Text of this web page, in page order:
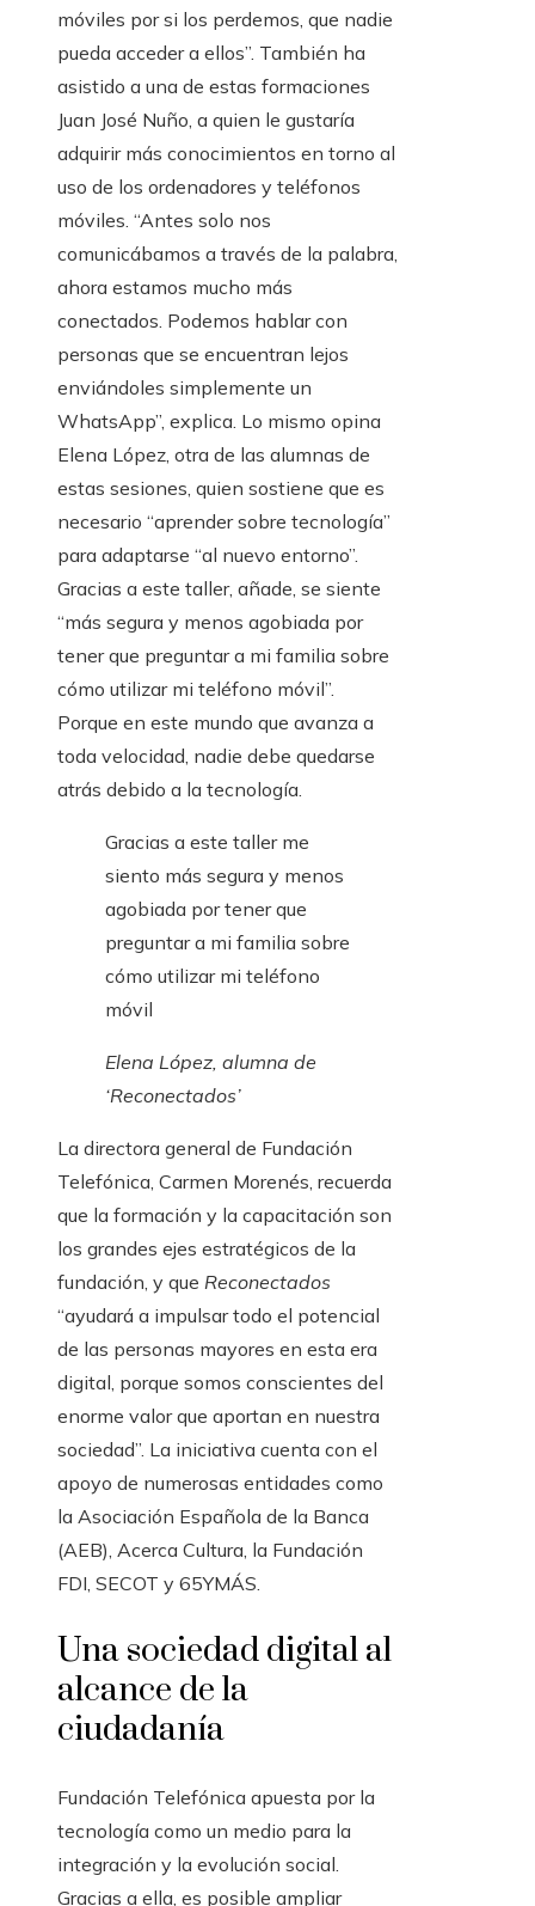
móviles por si los perdemos, que nadie
pueda acceder a ellos”. También ha
asistido a una de estas formaciones
Juan José Nuño, a quien le gustaría
adquirir más conocimientos en torno al
uso de los ordenadores y teléfonos
móviles. “Antes solo nos
comunicábamos a través de la palabra,
ahora estamos mucho más
conectados. Podemos hablar con
personas que se encuentran lejos
enviándoles simplemente un
WhatsApp”, explica. Lo mismo opina
Elena López, otra de las alumnas de
estas sesiones, quien sostiene que es
necesario “aprender sobre tecnología”
para adaptarse “al nuevo entorno”.
Gracias a este taller, añade, se siente
“más segura y menos agobiada por
tener que preguntar a mi familia sobre
cómo utilizar mi teléfono móvil”.
Porque en este mundo que avanza a
toda velocidad, nadie debe quedarse
atrás debido a la tecnología.
Gracias a este taller me
siento más segura y menos
agobiada por tener que
preguntar a mi familia sobre
cómo utilizar mi teléfono
móvil
Elena López, alumna de
‘Reconectados’
La directora general de Fundación
Telefónica, Carmen Morenés, recuerda
que la formación y la capacitación son
los grandes ejes estratégicos de la
fundación, y que Reconectados
“ayudará a impulsar todo el potencial
de las personas mayores en esta era
digital, porque somos conscientes del
enorme valor que aportan en nuestra
sociedad”. La iniciativa cuenta con el
apoyo de numerosas entidades como
la Asociación Española de la Banca
(AEB), Acerca Cultura, la Fundación
FDI, SECOT y 65YMÁS.
Una sociedad digital al
alcance de la
ciudadanía
Fundación Telefónica apuesta por la
tecnología como un medio para la
integración y la evolución social.
Gracias a ella, es posible ampliar